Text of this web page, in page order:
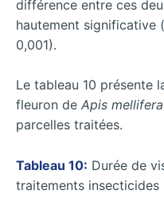
différence entre ces
hautement significative (
0,001).
Le tableau 10 présente
fleuron de Apis mellifera
parcelles traitées.
Tableau 10: Durée de
traitements insecticides